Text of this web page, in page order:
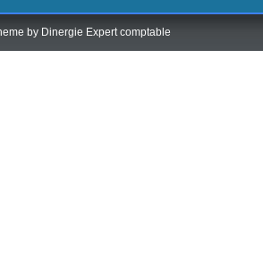
by Dinergie Expert comptable